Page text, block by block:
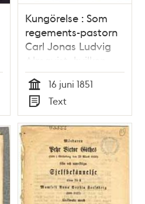
Kungörelse : Som
regements-pastorn
Carl Jonas Ludvig
Almqvist, hvilken
blifvit ställd under
tilltal för bedrägeri
och försök till mord
genom förgiftning ...
Tid
16 juni 1851
Typ
Text